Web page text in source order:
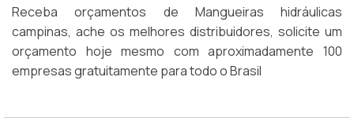
Receba orçamentos de Mangueiras hidráulicas
campinas, ache os melhores distribuidores, solicite um
orçamento hoje mesmo com aproximadamente 100
empresas gratuitamente para todo o Brasil